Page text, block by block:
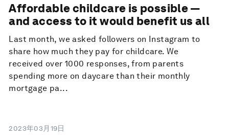
Affordable childcare is possible —
and access to it would benefit us all
Last month, we asked followers on Instagram to
share how much they pay for childcare. We
received over 1000 responses, from parents
spending more on daycare than their monthly
mortgage pa...
2023年03月19日